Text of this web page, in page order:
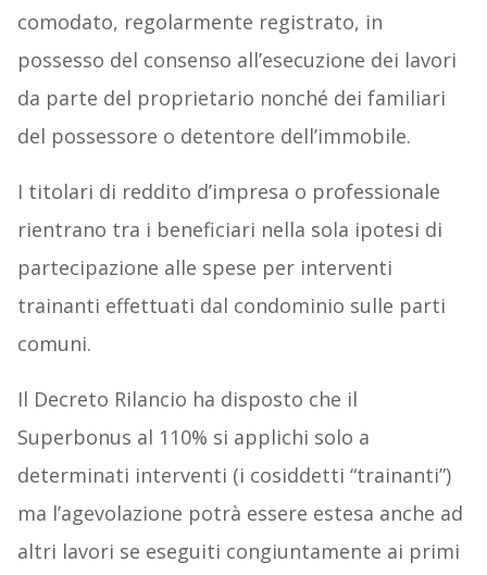
comodato, regolarmente registrato, in
possesso del consenso all’esecuzione dei lavori
da parte del proprietario nonché dei familiari
del possessore o detentore dell’immobile.
I titolari di reddito d’impresa o professionale
rientrano tra i beneficiari nella sola ipotesi di
partecipazione alle spese per interventi
trainanti effettuati dal condominio sulle parti
comuni.
Il Decreto Rilancio ha disposto che il
Superbonus al 110% si applichi solo a
determinati interventi (i cosiddetti “trainanti”)
ma l’agevolazione potrà essere estesa anche ad
altri lavori se eseguiti congiuntamente ai primi